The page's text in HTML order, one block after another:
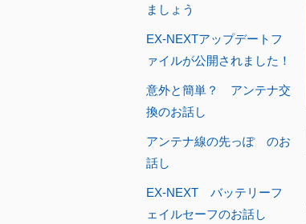
ましょう
EX-NEXTアップデートフ
ァイルが公開されました！
意外と簡単？ アンテナ交
換のお話し
アンテナ線の先っぽ のお
話し
EX-NEXT バッテリーフ
ェイルセーフのお話し